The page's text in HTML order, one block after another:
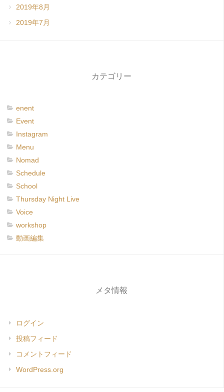
2019年8月
2019年7月
カテゴリー
enent
Event
Instagram
Menu
Nomad
Schedule
School
Thursday Night Live
Voice
workshop
動画編集
メタ情報
ログイン
投稿フィード
コメントフィード
WordPress.org